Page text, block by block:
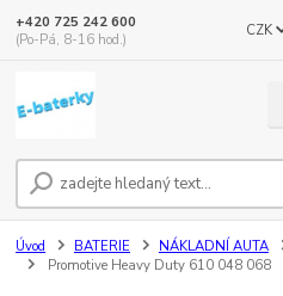
CZK
+420 725 242 600
(Po-Pá, 8-16 hod.)
Úvod BATERIE NÁKLADNÍ AUTA
Promotive Heavy Duty 610 048 068